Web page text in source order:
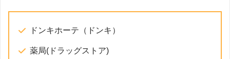
ドンキホーテ（ドンキ）
薬局(ドラッグストア)